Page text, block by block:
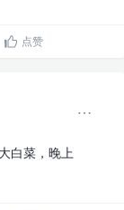
点赞
白菜，晚上